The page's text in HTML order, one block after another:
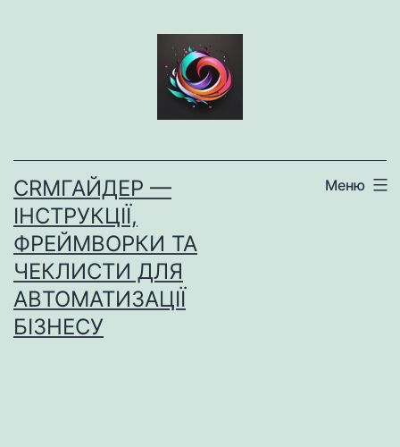
CRMГАЙДЕР —
ІНСТРУКЦІЇ,
ФРЕЙМВОРКИ ТА
ЧЕКЛИСТИ ДЛЯ
АВТОМАТИЗАЦІЇ
БІЗНЕСУ
Меню